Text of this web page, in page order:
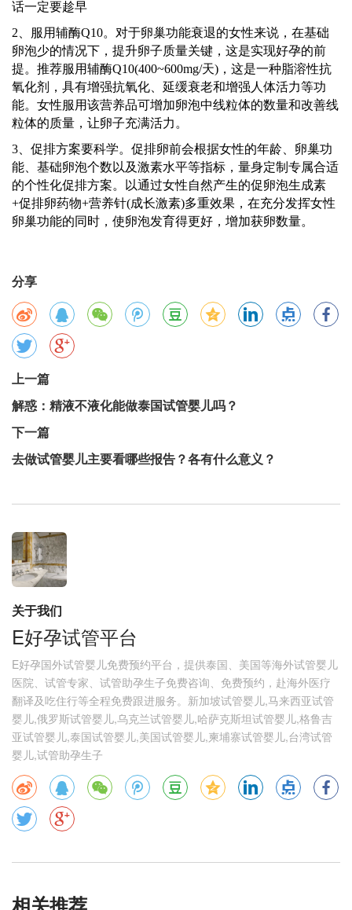
话一定要趁早
2、服用辅酶Q10。对于卵巢功能衰退的女性来说，在基础
卵泡少的情况下，提升卵子质量关键，这是实现好孕的前
提。推荐服用辅酶Q10(400~600mg/天)，这是一种脂溶性抗
氧化剂，具有增强抗氧化、延缓衰老和增强人体活力等功
能。女性服用该营养品可增加卵泡中线粒体的数量和改善线
粒体的质量，让卵子充满活力。
3、促排方案要科学。促排卵前会根据女性的年龄、卵巢功
能、基础卵泡个数以及激素水平等指标，量身定制专属合适
的个性化促排方案。以通过女性自然产生的促卵泡生成素
+促排卵药物+营养针(成长激素)多重效果，在充分发挥女性
卵巢功能的同时，使卵泡发育得更好，增加获卵数量。
分享
上一篇
解惑：精液不液化能做泰国试管婴儿吗？
下一篇
去做试管婴儿主要看哪些报告？各有什么意义？
关于我们
E好孕试管平台
E好孕国外试管婴儿免费预约平台，提供泰国、美国等海外试管婴儿
医院、试管专家、试管助孕生子免费咨询、免费预约，赴海外医疗
翻译及吃住行等全程免费跟进服务。新加坡试管婴儿,马来西亚试管
婴儿,俄罗斯试管婴儿,乌克兰试管婴儿,哈萨克斯坦试管婴儿,格鲁吉
亚试管婴儿,泰国试管婴儿,美国试管婴儿,柬埔寨试管婴儿,台湾试管
婴儿,试管助孕生子
相关推荐